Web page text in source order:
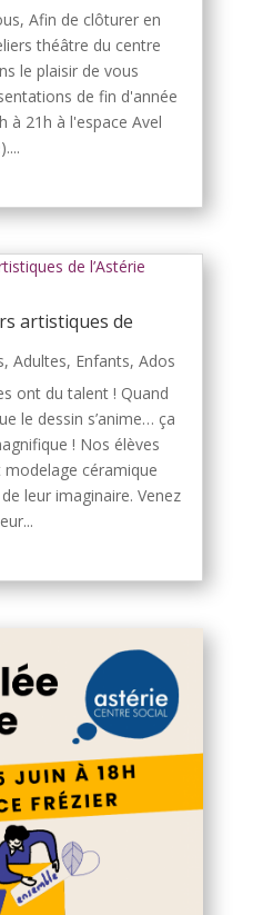
Afin de clôturer en
théâtre du centre
le plaisir de vous
de fin d'année
à 21h à l'espace Avel
artistiques de
, Adultes, Enfants, Ados
ont du talent ! Quand
le dessin s’anime… ça
! Nos élèves
céramique
leur imaginaire. Venez